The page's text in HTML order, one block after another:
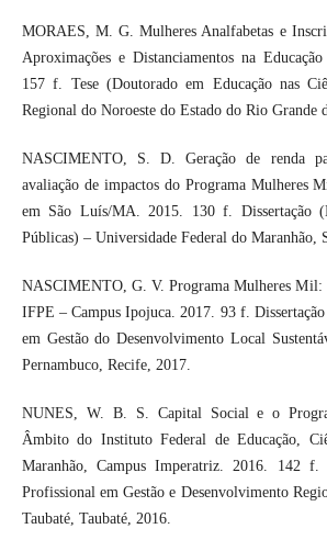
MORAES, M. G. Mulheres Analfabetas e
Aproximações e Distanciamentos na
157 f. Tese (Doutorado em Educação nas
Regional do Noroeste do Estado do Rio
NASCIMENTO, S. D. Geração de renda
avaliação de impactos do Programa Mulheres
em São Luís/MA. 2015. 130 f. Dissertação
Públicas) – Universidade Federal do Maranhão,
NASCIMENTO, G. V. Programa Mulheres Mil:
IFPE – Campus Ipojuca. 2017. 93 f.
em Gestão do Desenvolvimento Local
Pernambuco, Recife, 2017.
NUNES, W. B. S. Capital Social e o
Âmbito do Instituto Federal de Educação,
Maranhão, Campus Imperatriz. 2016. 142 f.
Profissional em Gestão e Desenvolvimento
Taubaté, Taubaté, 2016.